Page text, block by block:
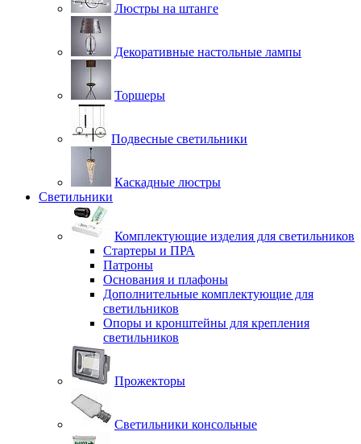
Люстры на штанге
Декоративные настольные лампы
Торшеры
Подвесные светильники
Каскадные люстры
Светильники
Комплектующие изделия для светильников
Стартеры и ПРА
Патроны
Основания и плафоны
Дополнительные комплектующие для
светильников
Опоры и кронштейны для крепления
светильников
Прожекторы
Светильники консольные